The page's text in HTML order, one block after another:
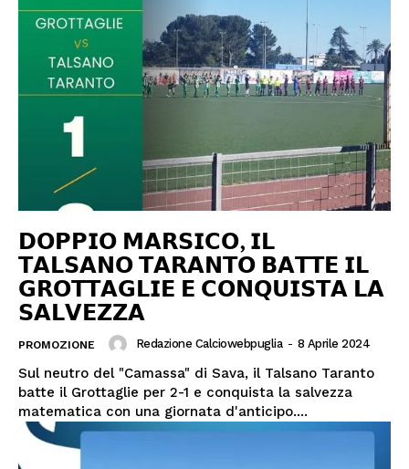
𝗗𝗢𝗣𝗣𝗜𝗢 𝗠𝗔𝗥𝗦𝗜𝗖𝗢, 𝗜𝗟
𝗧𝗔𝗟𝗦𝗔𝗡𝗢 𝗧𝗔𝗥𝗔𝗡𝗧𝗢 𝗕𝗔𝗧𝗧𝗘 𝗜𝗟
𝗚𝗥𝗢𝗧𝗧𝗔𝗚𝗟𝗜𝗘 𝗘 𝗖𝗢𝗡𝗤𝗨𝗜𝗦𝗧𝗔 𝗟𝗔
𝗦𝗔𝗟𝗩𝗘𝗭𝗭𝗔
PROMOZIONE Redazione Calciowebpuglia - 8 Aprile 2024
Sul neutro del "Camassa" di Sava, il Talsano Taranto
batte il Grottaglie per 2-1 e conquista la salvezza
matematica con una giornata d'anticipo....